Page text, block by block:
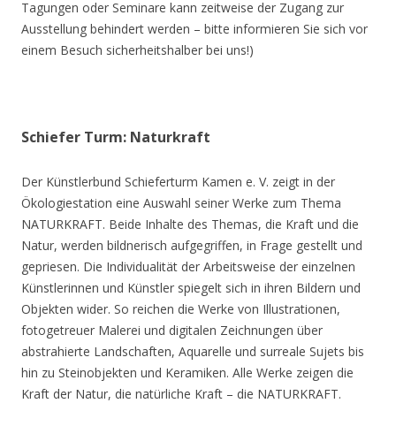
Tagungen oder Seminare kann zeitweise der Zugang zur
Ausstellung behindert werden – bitte informieren Sie sich vor
einem Besuch sicherheitshalber bei uns!)
Schiefer Turm: Naturkraft
Der Künstlerbund Schieferturm Kamen e. V. zeigt in der
Ökologiestation eine Auswahl seiner Werke zum Thema
NATURKRAFT. Beide Inhalte des Themas, die Kraft und die
Natur, werden bildnerisch aufgegriffen, in Frage gestellt und
gepriesen. Die Individualität der Arbeitsweise der einzelnen
Künstlerinnen und Künstler spiegelt sich in ihren Bildern und
Objekten wider. So reichen die Werke von Illustrationen,
fotogetreuer Malerei und digitalen Zeichnungen über
abstrahierte Landschaften, Aquarelle und surreale Sujets bis
hin zu Steinobjekten und Keramiken. Alle Werke zeigen die
Kraft der Natur, die natürliche Kraft – die NATURKRAFT.